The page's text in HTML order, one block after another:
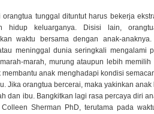
orangtua tunggal dituntut harus bekerja
hidup keluarganya. Disisi lain,
waktu bersama dengan anak-
meninggal dunia seringkali mengalami
marah, murung ataupun lebih
anak menghadapi kondisi
Jika orangtua bercerai, maka yakinkan
dan ibu. Bangkitkan lagi rasa percaya diri
Sherman PhD, terutama pada